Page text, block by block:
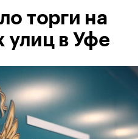
торги на
улиц в Уфе